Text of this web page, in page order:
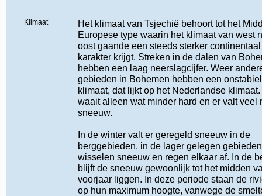
Klimaat
Het klimaat van Tsjechië behoort tot het
Europese type waarin het klimaat van west
oost gaande een steeds sterker continentaal
karakter krijgt. Streken in de dalen van
hebben een laag neerslagcijfer. Weer
gebieden in Bohemen hebben een
klimaat, dat lijkt op het Nederlandse
waait alleen wat minder hard en er valt veel
sneeuw.
In de winter valt er geregeld sneeuw in de
berggebieden, in de lager gelegen gebieden
wisselen sneeuw en regen elkaar af. In de
blijft de sneeuw gewoonlijk tot het midden
voorjaar liggen. In deze periode staan de
op hun maximum hoogte, vanwege de